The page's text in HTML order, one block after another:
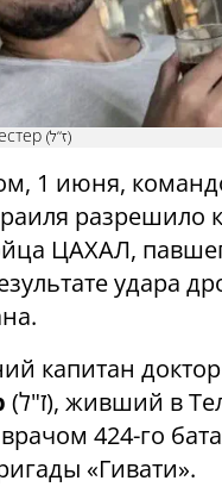
Ори Йосеф Сильвестер (ז"ל)
1 июня,
разрешило
ЦАХАЛ,
удара
капитан доктор
(ז"ל), живший в
врачом 424-го
«Гивати».